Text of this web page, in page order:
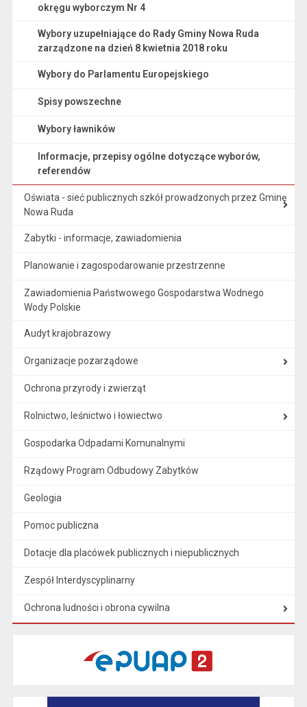
okręgu wyborczym Nr 4
Wybory uzupełniające do Rady Gminy Nowa Ruda
zarządzone na dzień 8 kwietnia 2018 roku
Wybory do Parlamentu Europejskiego
Spisy powszechne
Wybory ławników
Informacje, przepisy ogólne dotyczące wyborów,
referendów
Oświata - sieć publicznych szkół prowadzonych przez Gminę
Nowa Ruda
Zabytki - informacje, zawiadomienia
Planowanie i zagospodarowanie przestrzenne
Zawiadomienia Państwowego Gospodarstwa Wodnego
Wody Polskie
Audyt krajobrazowy
Organizacje pozarządowe
Ochrona przyrody i zwierząt
Rolnictwo, leśnictwo i łowiectwo
Gospodarka Odpadami Komunalnymi
Rządowy Program Odbudowy Zabytków
Geologia
Pomoc publiczna
Dotacje dla placówek publicznych i niepublicznych
Zespół Interdyscyplinarny
Ochrona ludności i obrona cywilna